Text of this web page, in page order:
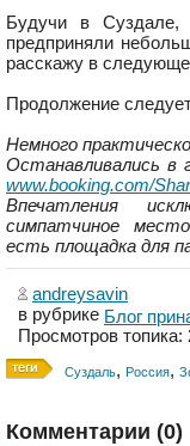
Будучи в
предприняли
расскажу в
Продолжение
Немного
Останавливались в
www.booking.com/
Впечатления
симпатчиное
есть площадка для
andreysavin
в рубрике Блог
Просмотров топика:
Суздаль, Россия,
Комментарии (0)